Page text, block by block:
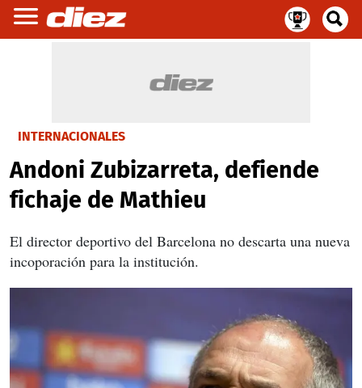
INTERNACIONALES
Andoni Zubizarreta, defiende
fichaje de Mathieu
El director deportivo del Barcelona no descarta una nueva
incoporación para la institución.